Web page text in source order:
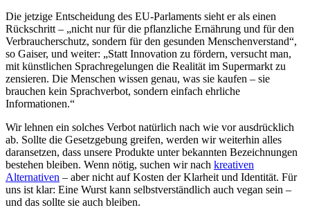
Die jetzige Entscheidung des EU-Parlaments sieht er als einen
Rückschritt – „nicht nur für die pflanzliche Ernährung und für den
Verbraucherschutz, sondern für den gesunden Menschenverstand“,
so Gaiser, und weiter: „Statt Innovation zu fördern, versucht man,
mit künstlichen Sprachregelungen die Realität im Supermarkt zu
zensieren. Die Menschen wissen genau, was sie kaufen – sie
brauchen kein Sprachverbot, sondern einfach ehrliche
Informationen.“
Wir lehnen ein solches Verbot natürlich nach wie vor ausdrücklich
ab. Sollte die Gesetzgebung greifen, werden wir weiterhin alles
daransetzen, dass unsere Produkte unter bekannten Bezeichnungen
bestehen bleiben. Wenn nötig, suchen wir nach kreativen
Alternativen – aber nicht auf Kosten der Klarheit und Identität. Für
uns ist klar: Eine Wurst kann selbstverständlich auch vegan sein –
und das sollte sie auch bleiben.